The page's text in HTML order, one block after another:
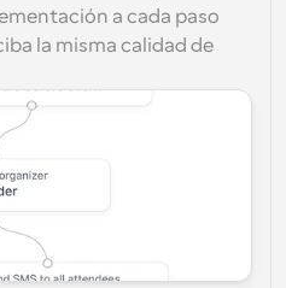
a cada paso
la misma calidad de